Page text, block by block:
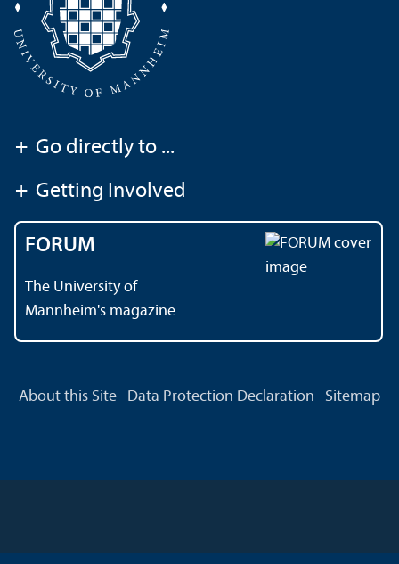
+ Go directly to ...
+ Getting Involved
FORUM
The University of
Mannheim's magazine
About this Site Data Protection Declaration Sitemap